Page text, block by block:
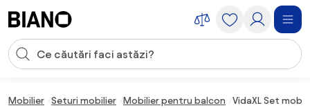
Introducerea căutării
Mobilier Seturi mobilier Mobilier pentru balcon VidaXL Set